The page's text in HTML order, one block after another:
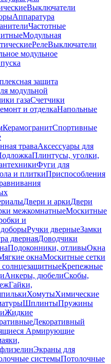
Выключатели
Аппаратура
Частотные
Модульная
РелеВыключатели
модульное
защита
модульной
газаСчетчики
и отделкаНапольные
КерамогранитСпортивные
траваАксессуары для
Плинтусы, уголки,
Фуги для
и плиткиПриспособления
Двери и аркиДвери
межкомнатныеМоскитные
и
Ручки дверныеЗамки
двернаяДоводчики
Подоконники, отливыОкна
окнаМоскитные сетки
Крепежные
Анкеры, дюбелиСкобы,
Гайки,
ХомутыХимические
ШплинтыПружины
Жидкие
Декоративный
Армирующие
Экраны для
системыПотолочные